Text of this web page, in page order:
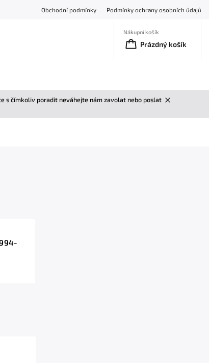
Obchodní podmínky Podmínky ochrany osobních údajů
Nákupní košík
Prázdný košík
s čímkoliv poradit neváhejte nám zavolat nebo poslat